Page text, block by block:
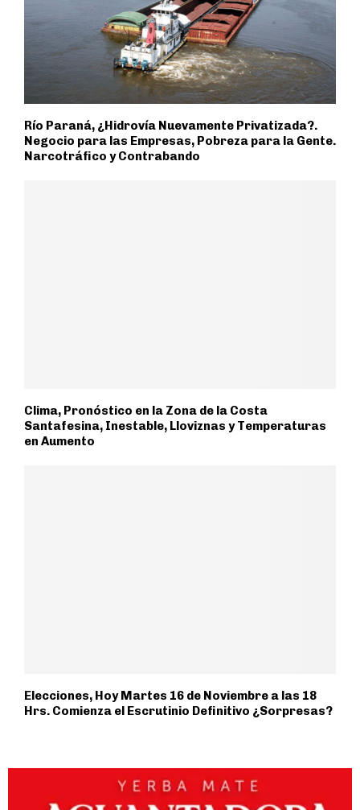
Río Paraná, ¿Hidrovía Nuevamente Privatizada?.
Negocio para las Empresas, Pobreza para la Gente.
Narcotráfico y Contrabando
Clima, Pronóstico en la Zona de la Costa
Santafesina, Inestable, Lloviznas y Temperaturas
en Aumento
Elecciones, Hoy Martes 16 de Noviembre a las 18
Hrs. Comienza el Escrutinio Definitivo ¿Sorpresas?